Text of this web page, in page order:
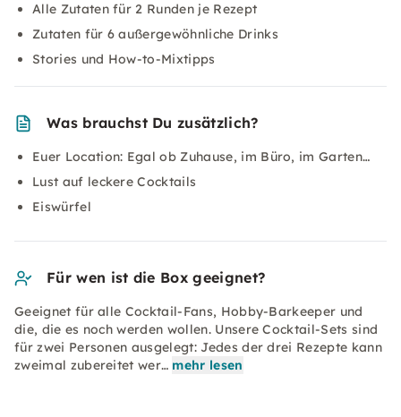
Alle Zutaten für 2 Runden je Rezept
Zutaten für 6 außergewöhnliche Drinks
Stories und How-to-Mixtipps
Was brauchst Du zusätzlich?
Euer Location: Egal ob Zuhause, im Büro, im Garten…
Lust auf leckere Cocktails
Eiswürfel
Für wen ist die Box geeignet?
Geeignet für alle Cocktail-Fans, Hobby-Barkeeper und
die, die es noch werden wollen. Unsere Cocktail-Sets sind
für zwei Personen ausgelegt: Jedes der drei Rezepte kann
zweimal zubereitet wer… mehr lesen